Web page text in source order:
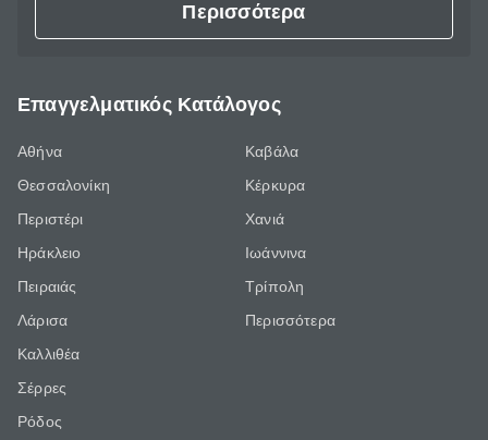
Περισσότερα
Επαγγελματικός Κατάλογος
Αθήνα
Θεσσαλονίκη
Περιστέρι
Ηράκλειο
Πειραιάς
Λάρισα
Καλλιθέα
Σέρρες
Ρόδος
Καβάλα
Κέρκυρα
Χανιά
Ιωάννινα
Τρίπολη
Περισσότερα